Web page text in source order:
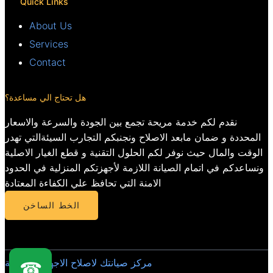
About Us
Services
Contact
هل تحتاج الي مساعدة؟
نقدم لكم خدمة مريحة تجمع بين الجودة والسرعة والاسعار
المحددة و ضمان مابعد الاصلاح ونجنبكم التجارب السيئةالتي تهدر
الوقت والمال حيث نوفر لكم الحلول التقنية و قطع الغيار الاصلية
ونساعدكم في اتمام الصيانة اللازمة لأجهزتكم المنزلية في الحدود
الامنة التي تحافظ علي الكفاءة المعتادة
الخط الساخن
مركز صيانتك لاصلاح الاجهزة المنزلية